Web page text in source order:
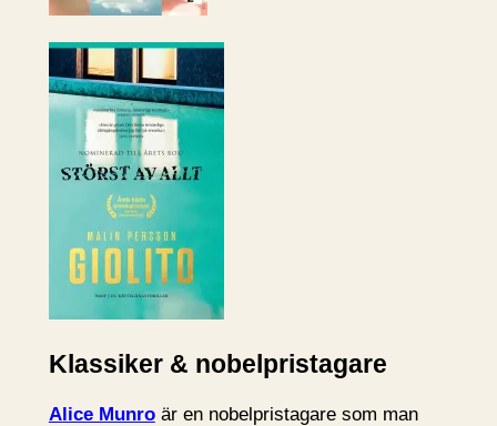
Klassiker & nobelpristagare
Alice Munroär en nobelpristagare som man